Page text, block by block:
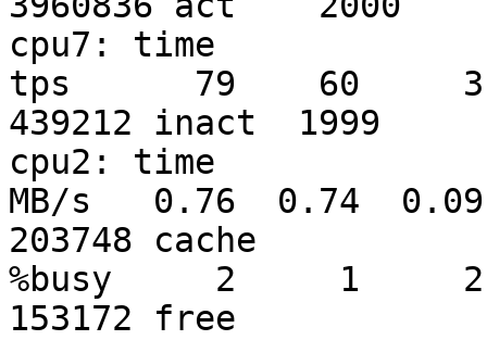
cpu7: time
tps      79    60
439212 inact  1999
cpu2: time
MB/s   0.76  0.74
203748 cache
%busy     2     1
153172 free